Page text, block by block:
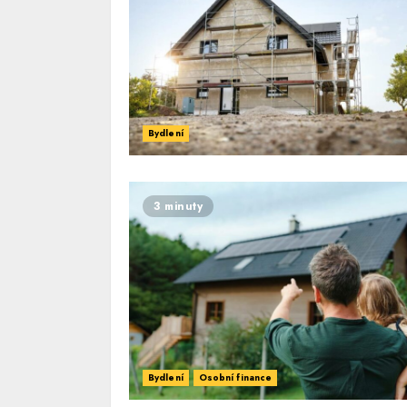
Bydlení
3 minuty
Bydlení Osobní finance